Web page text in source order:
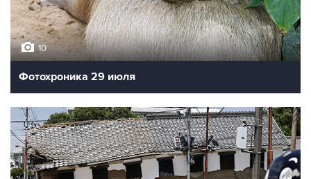
10
Фотохроника 29 июля